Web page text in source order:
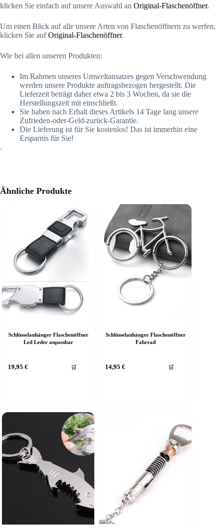
klicken Sie einfach auf unsere Auswahl an Original-Flaschenöffner.
Um einen Blick auf alle unsere Arten von Flaschenöffnern zu werfen,
klicken Sie aufOriginal-Flaschenöffner.
Wie bei allen unseren Produkten:
Im Rahmen unseres Umweltansatzes gegen Verschwendung
werden unsere Produkte auftragsbezogen hergestellt. Die
Lieferzeit beträgt daher etwa 2 bis 3 Wochen, da sie die
Herstellungszeit mit einschließt.
Sie haben nach Erhalt dieses Artikels 14 Tage lang unsere
Zufrieden-oder-Geld-zurück-Garantie.
Die Lieferung ist für Sie kostenlos! Das ist immerhin eine
Ersparnis für Sie!
.
Ähnliche Produkte
Schlüsselanhänger Flaschenöffner
Led Leder anpassbar
19,95 € 🛒
Schlüsselanhänger Flaschenöffner
Fahrrad
14,95 € 🛒